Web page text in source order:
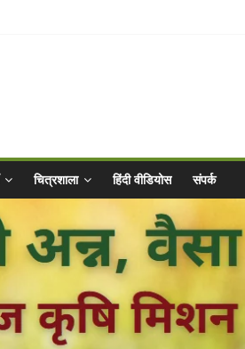
चित्रशाला हिंदी वीडियोस संपर्क